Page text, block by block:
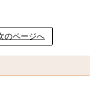
のページへ